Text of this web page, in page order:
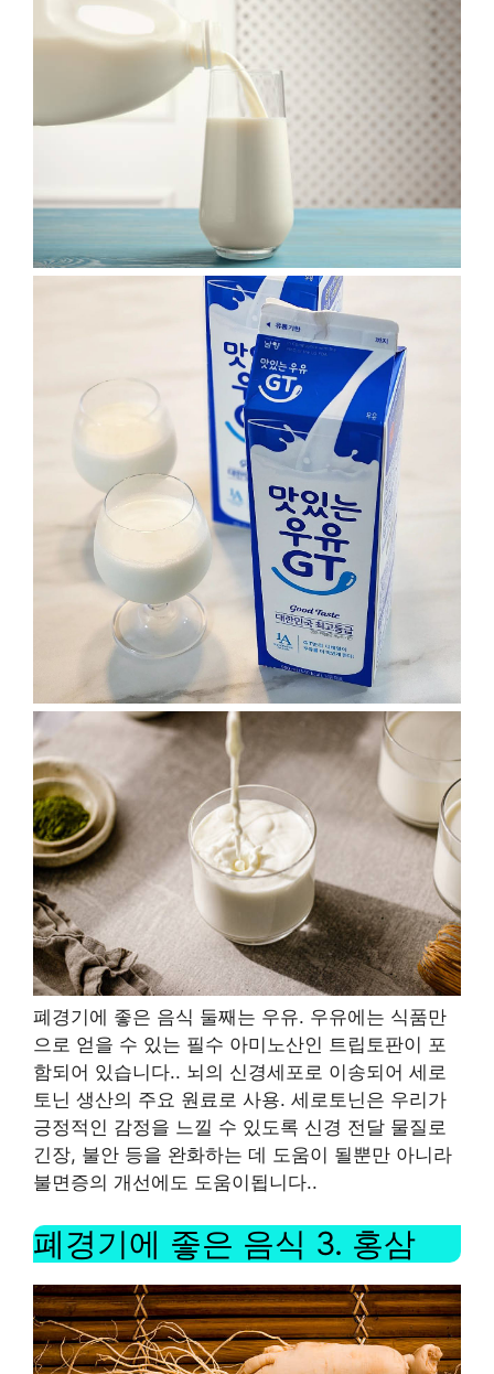
폐경기에 좋은 음식 둘째는 우유. 우유에는 식품만
으로 얻을 수 있는 필수 아미노산인 트립토판이 포
함되어 있습니다.. 뇌의 신경세포로 이송되어 세로
토닌 생산의 주요 원료로 사용. 세로토닌은 우리가
긍정적인 감정을 느낄 수 있도록 신경 전달 물질로
긴장, 불안 등을 완화하는 데 도움이 될뿐만 아니라
불면증의 개선에도 도움이됩니다..
폐경기에 좋은 음식 3. 홍삼